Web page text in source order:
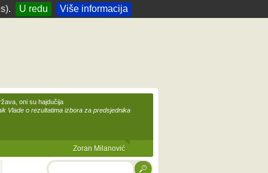
U redu Više informacija
oni su hajdučija
Vlade o rezultatima izbora za predsjednika
Zoran Milanović
TRAŽI